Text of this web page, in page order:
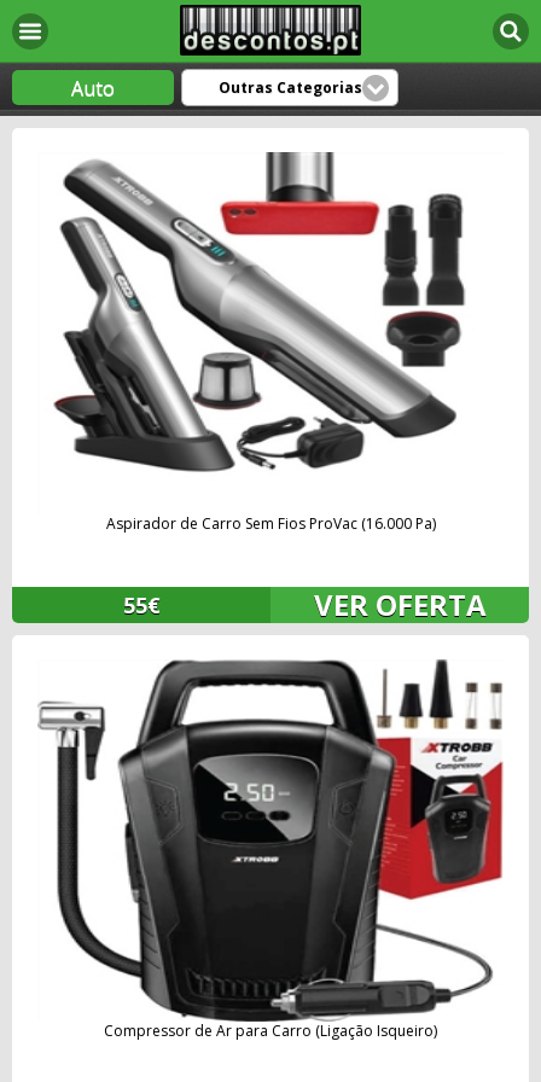
Auto Outras Categorias
Aspirador de Carro Sem Fios ProVac (16.000 Pa)
55€ VER OFERTA
Compressor de Ar para Carro (Ligação Isqueiro)